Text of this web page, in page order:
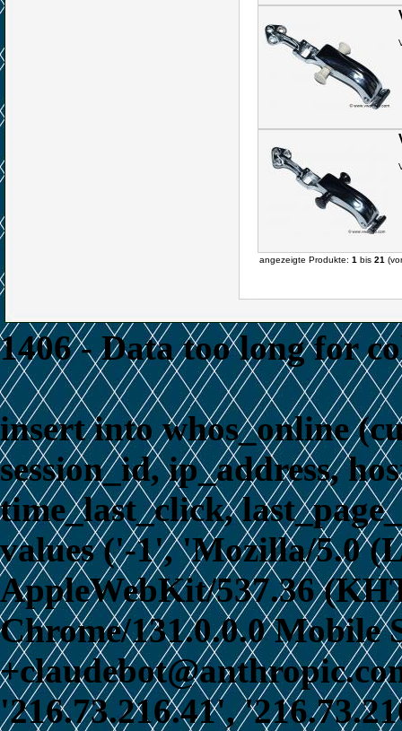
angezeigte Produkte: 1 bis 21
1406 - Data too long for
insert into whos_online
session_id, ip_address,
time_last_click,
values ('-1', 'Mozilla/5.0
AppleWebKit/537.36
Chrome/131.0.0.0 Mobile
'216.73.216.41',